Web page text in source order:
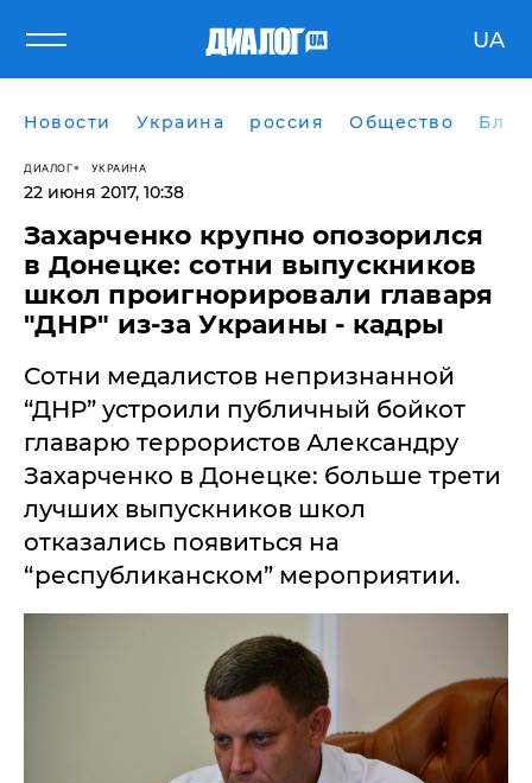
UA
Новости Украина россия Общество
ДИАЛОГ УКРАИНА
22 июня 2017, 10:38
Захарченко крупно опозорился
в Донецке: сотни выпускников
школ проигнорировали главаря
"ДНР" из-за Украины - кадры
​Сотни медалистов непризнанной
“ДНР” устроили публичный бойкот
главарю террористов Александру
Захарченко в Донецке: больше трети
лучших выпускников школ
отказались появиться на
“республиканском” мероприятии.